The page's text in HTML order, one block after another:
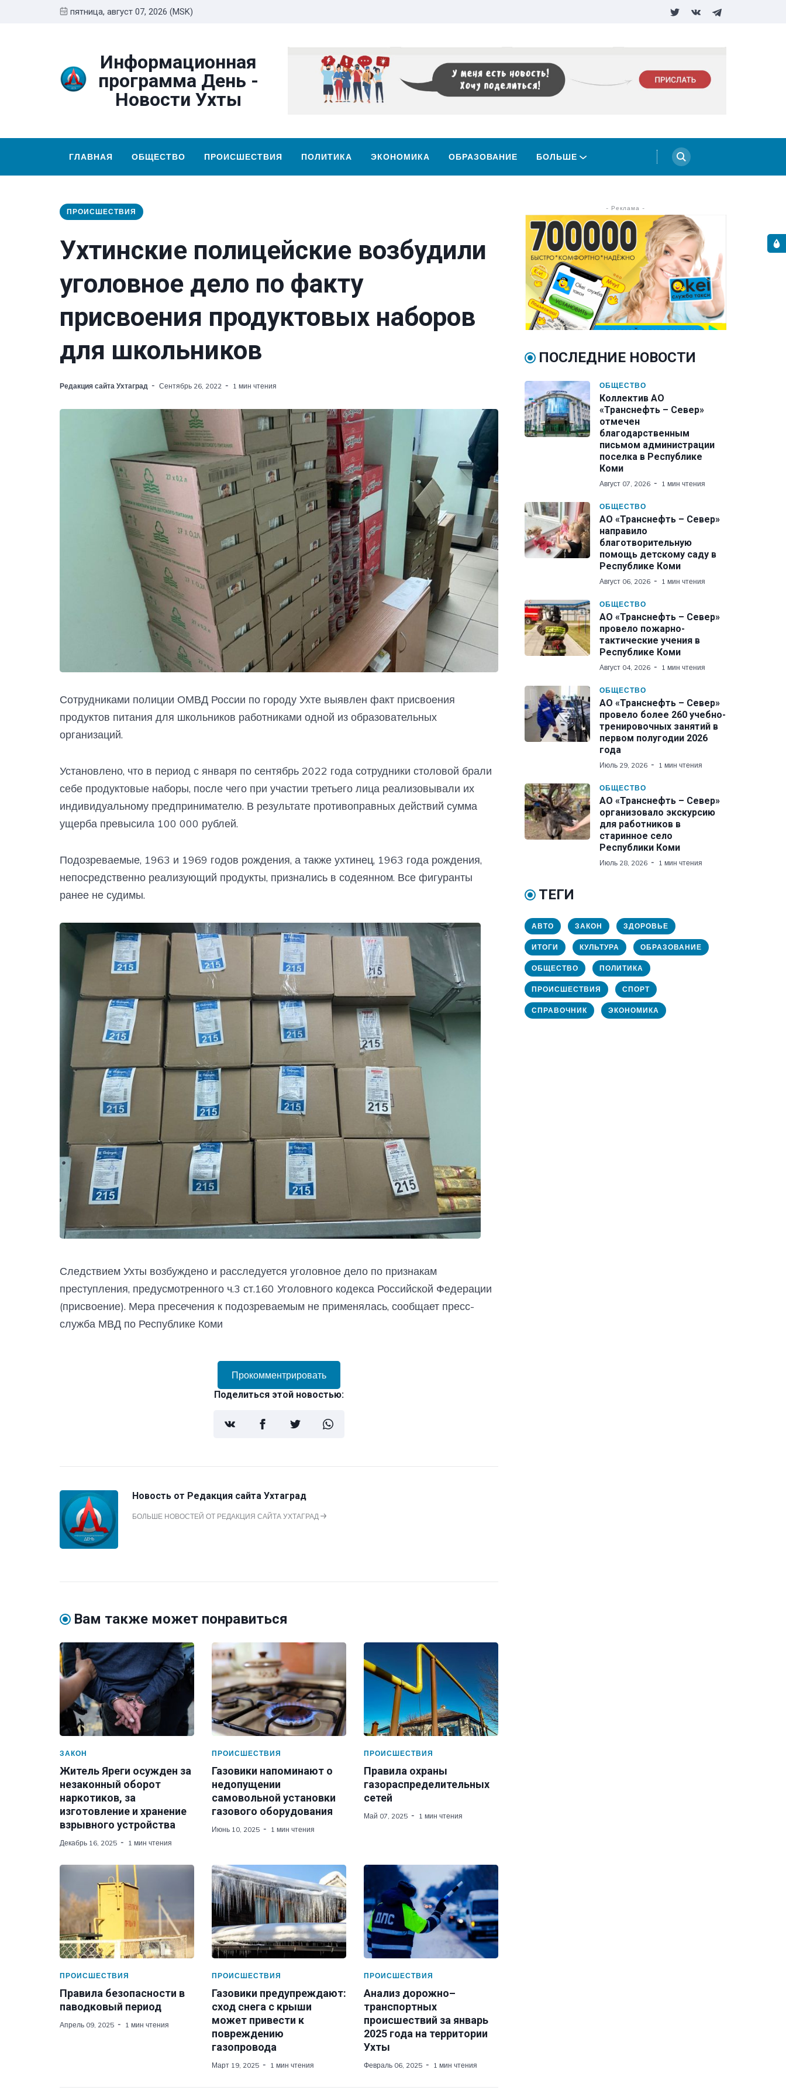
пятница, август 07, 2026 (MSK)
Информационная
программа День -
Новости Ухты
ГЛАВНАЯ ОБЩЕСТВО ПРОИСШЕСТВИЯ ПОЛИТИКА ЭКОНОМИКА ОБРАЗОВАНИЕ БОЛЬШЕ
ПРОИСШЕСТВИЯ
Ухтинские полицейские возбудили
уголовное дело по факту
присвоения продуктовых наборов
для школьников
Редакция сайта Ухтаград Сентябрь 26, 2022 1 мин чтения
Сотрудниками полиции ОМВД России по городу Ухте выявлен факт присвоения
продуктов питания для школьников работниками одной из образовательных
организаций.
Установлено, что в период с января по сентябрь 2022 года сотрудники столовой брали
себе продуктовые наборы, после чего при участии третьего лица реализовывали их
индивидуальному предпринимателю. В результате противоправных действий сумма
ущерба превысила 100 000 рублей.
Подозреваемые, 1963 и 1969 годов рождения, а также ухтинец, 1963 года рождения,
непосредственно реализующий продукты, признались в содеянном. Все фигуранты
ранее не судимы.
Следствием Ухты возбуждено и расследуется уголовное дело по признакам
преступления, предусмотренного ч.3 ст.160 Уголовного кодекса Российской Федерации
(присвоение). Мера пресечения к подозреваемым не применялась, сообщает пресс-
служба МВД по Республике Коми
Прокомментрировать
Поделиться этой новостью:
Новость от Редакция сайта Ухтаград
БОЛЬШЕ НОВОСТЕЙ ОТ РЕДАКЦИЯ САЙТА УХТАГРАД
Вам также может понравиться
ЗАКОН
Житель Яреги осужден за
незаконный оборот
наркотиков, за
изготовление и хранение
взрывного устройства
Декабрь 16, 2025 1 мин чтения
ПРОИСШЕСТВИЯ
Газовики напоминают о
недопущении
самовольной установки
газового оборудования
Июнь 10, 2025 1 мин чтения
ПРОИСШЕСТВИЯ
Правила охраны
газораспределительных
сетей
Май 07, 2025 1 мин чтения
ПРОИСШЕСТВИЯ
Правила безопасности в
паводковый период
Апрель 09, 2025 1 мин чтения
ПРОИСШЕСТВИЯ
Газовики предупреждают:
сход снега с крыши
может привести к
повреждению
газопровода
Март 19, 2025 1 мин чтения
ПРОИСШЕСТВИЯ
Анализ дорожно–
транспортных
происшествий за январь
2025 года на территории
Ухты
Февраль 06, 2025 1 мин чтения
- Реклама -
ПОСЛЕДНИЕ НОВОСТИ
ОБЩЕСТВО
Коллектив АО
«Транснефть – Север»
отмечен
благодарственным
письмом администрации
поселка в Республике
Коми
Август 07, 2026 1 мин чтения
ОБЩЕСТВО
АО «Транснефть – Север»
направило
благотворительную
помощь детскому саду в
Республике Коми
Август 06, 2026 1 мин чтения
ОБЩЕСТВО
АО «Транснефть – Север»
провело пожарно-
тактические учения в
Республике Коми
Август 04, 2026 1 мин чтения
ОБЩЕСТВО
АО «Транснефть – Север»
провело более 260 учебно-
тренировочных занятий в
первом полугодии 2026
года
Июль 29, 2026 1 мин чтения
ОБЩЕСТВО
АО «Транснефть – Север»
организовало экскурсию
для работников в
старинное село
Республики Коми
Июль 28, 2026 1 мин чтения
ТЕГИ
АВТО ЗАКОН ЗДОРОВЬЕ
ИТОГИ КУЛЬТУРА ОБРАЗОВАНИЕ
ОБЩЕСТВО ПОЛИТИКА
ПРОИСШЕСТВИЯ СПОРТ
СПРАВОЧНИК ЭКОНОМИКА